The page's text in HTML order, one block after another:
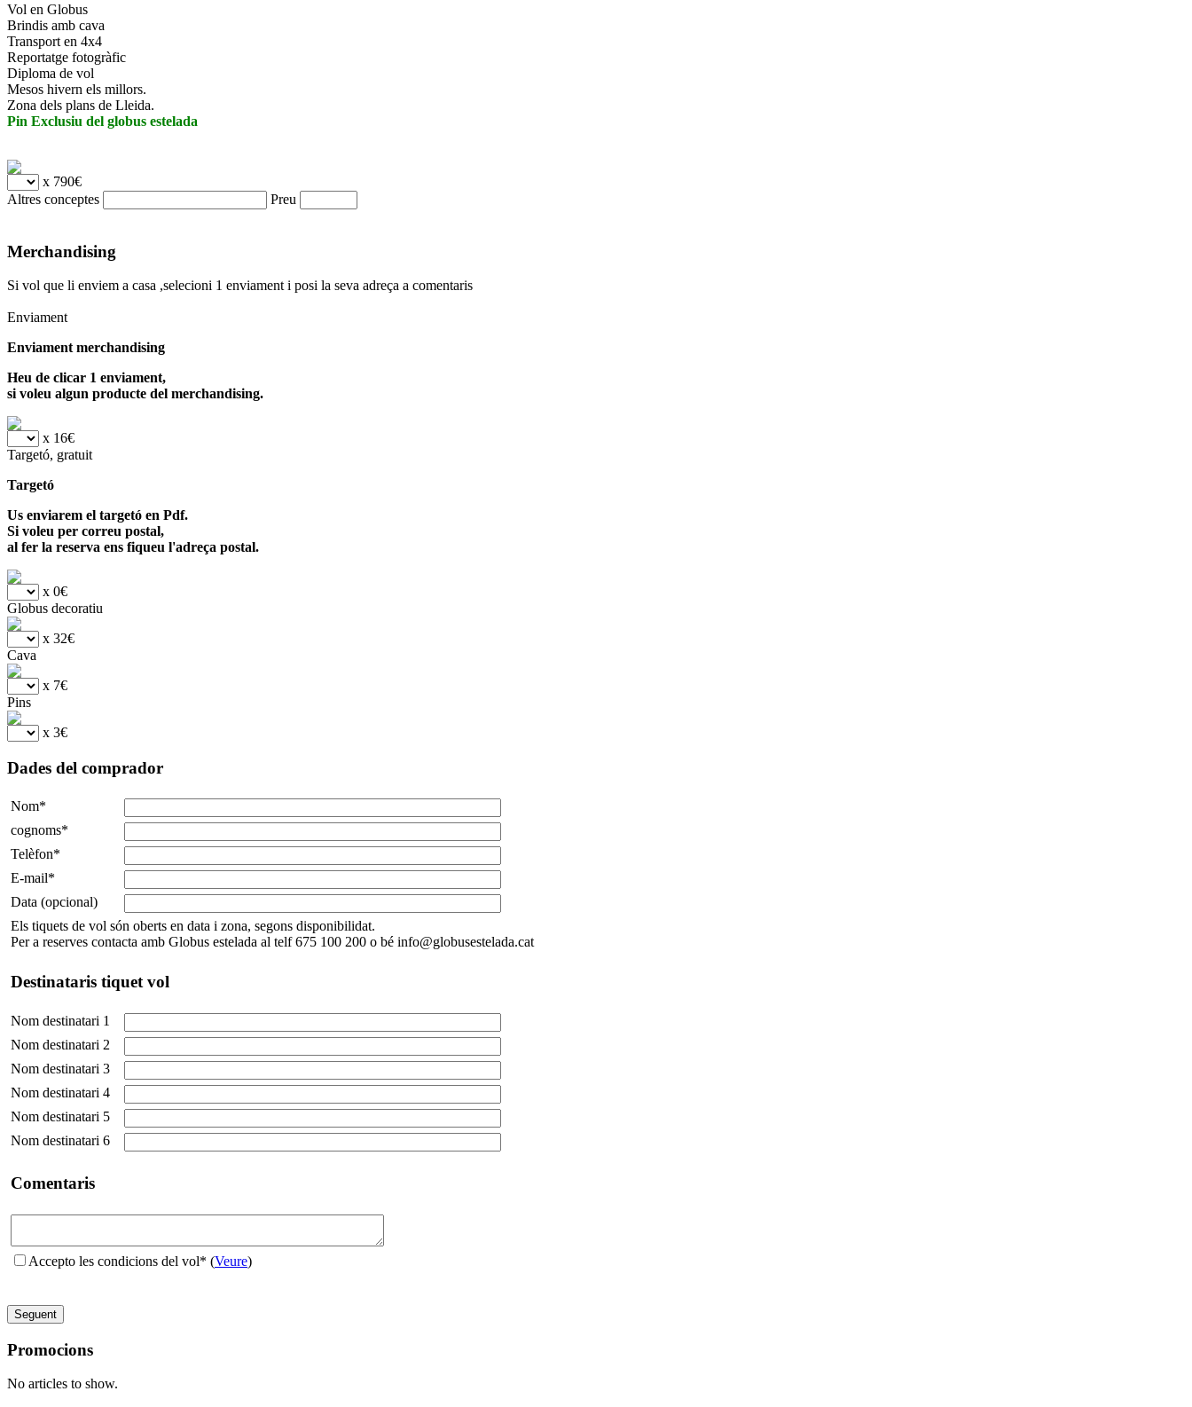
Vol en Globus
Brindis amb cava
Transport en 4x4
Reportatge fotogràfic
Diploma de vol
Mesos hivern els millors.
Zona dels plans de Lleida.
Pin Exclusiu del globus estelada
x 790€
Altres conceptes
Preu
Merchandising
Si vol que li enviem a casa ,selecioni 1 enviament i posi la seva adreça a comentaris
Enviament
Enviament merchandising
Heu de clicar 1 enviament,
si voleu algun producte del merchandising.
x 16€
Targetó, gratuit
Targetó
Us enviarem el targetó en Pdf.
Si voleu per correu postal,
al fer la reserva ens fiqueu l'adreça postal.
x 0€
Globus decoratiu
x 32€
Cava
x 7€
Pins
x 3€
Dades del comprador
Nom*
cognoms*
Telèfon*
E-mail*
Data (opcional)
Els tiquets de vol són oberts en data i zona, segons disponibilidat.
Per a reserves contacta amb Globus estelada al telf 675 100 200 o bé info@globusestelada.cat
Destinataris tiquet vol
Nom destinatari 1
Nom destinatari 2
Nom destinatari 3
Nom destinatari 4
Nom destinatari 5
Nom destinatari 6
Comentaris
Accepto les condicions del vol* (Veure)
Promocions
No articles to show.